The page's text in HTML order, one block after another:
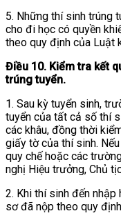
5. Những thí sinh trúng
cho đi học có quyền
theo quy định của Luật
Điều 10. Kiểm tra kết
trúng tuyển.
1. Sau kỳ tuyển sinh,
tuyển của tất cả số thí
các khâu, đồng thời
giấy tờ của thí sinh.
quy chế hoặc các
nghị Hiệu trưởng, Chủ
2. Khi thí sinh đến
sơ đã nộp theo quy